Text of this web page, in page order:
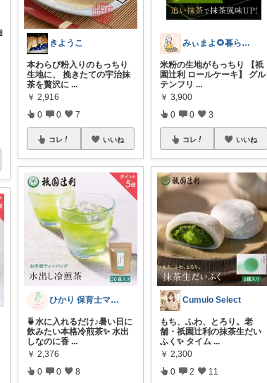
きようこ
本わらび粉入りのもっちり
生地に、 挽きたての宇治抹
茶を贅沢に ...
￥ 2,916
0 0 7
コレ いいね
ひかり 保育士ママのベビー＆キッズ用品
🍵水に入れるだけ♪暑い日に
飲みたい本格冷煎茶✨ 水出
しなのに香 ...
￥ 2,376
0 0 8
みぃまよ🌻暮らしを楽しむ
米粉の生地がもっちり 【祇
園辻利 ロールケーキ】 グル
テンフリ ...
￥ 3,900
0 0 3
コレ いいね
Cumulo Select
もち、ふわ、とろり。老
舗・祇園辻利の抹茶生だい
ふく✨ タイム ...
￥ 2,300
0 2 11